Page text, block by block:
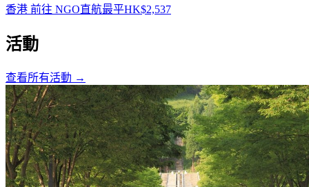
香港 前往 NGO直航最平HK$2,537
活動
查看所有活動 →